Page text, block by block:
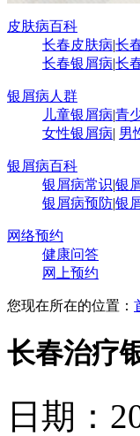
皮肤病百科
长春皮肤病|长
长春银屑病|长
银屑病人群
儿童银屑病|青
女性银屑病| 男
银屑病百科
银屑病常识|银
银屑病预防|银
网络预约
健康问答
网上预约
您现在所在的位置：
长春治疗
日期：